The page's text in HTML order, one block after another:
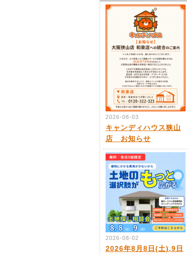
2026-08-03
キャンディハウス狭山
店 お知らせ
2026-08-02
2026年8月8日(土),9日